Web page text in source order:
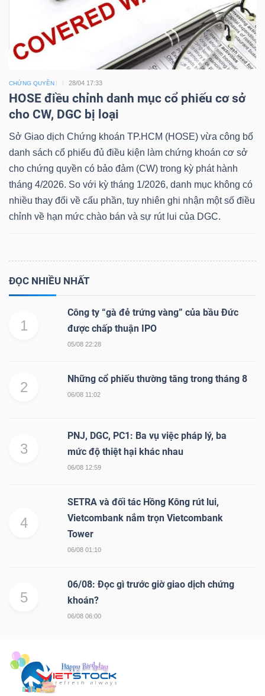
CHỨNG QUYỀN 28/04 17:33
HOSE điều chỉnh danh mục cổ phiếu cơ sở
cho CW, DGC bị loại
Sở Giao dịch Chứng khoán TP.HCM (HOSE) vừa công bố
danh sách cổ phiếu đủ điều kiện làm chứng khoán cơ sở
cho chứng quyền có bảo đảm (CW) trong kỳ phát hành
tháng 4/2026. So với kỳ tháng 1/2026, danh mục không có
nhiều thay đổi về cấu phần, tuy nhiên ghi nhận một số điều
chỉnh về hạn mức chào bán và sự rút lui của DGC.
ĐỌC NHIỀU NHẤT
1
Công ty “gà đẻ trứng vàng” của bầu Đức
được chấp thuận IPO
05/08 22:28
2
Những cổ phiếu thường tăng trong tháng 8
06/08 11:02
3
PNJ, DGC, PC1: Ba vụ việc pháp lý, ba
mức độ thiệt hại khác nhau
06/08 12:59
4
SETRA và đối tác Hồng Kông rút lui,
Vietcombank nắm trọn Vietcombank
Tower
06/08 01:10
5
06/08: Đọc gì trước giờ giao dịch chứng
khoán?
06/08 06:00